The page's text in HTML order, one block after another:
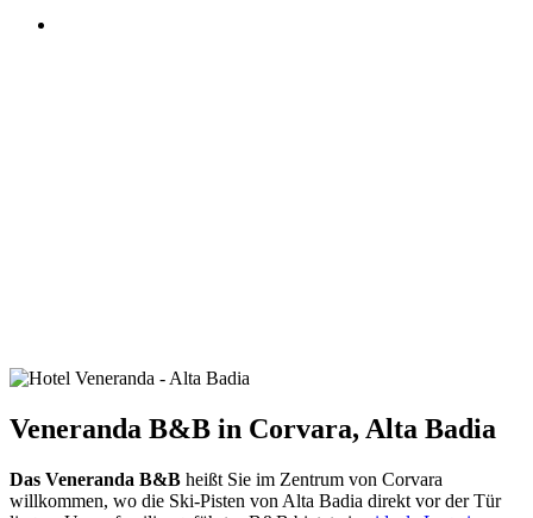
Veneranda B&B in Corvara, Alta Badia
Das Veneranda B&B heißt Sie im Zentrum von Corvara
willkommen, wo die Ski-Pisten von Alta Badia direkt vor der Tür